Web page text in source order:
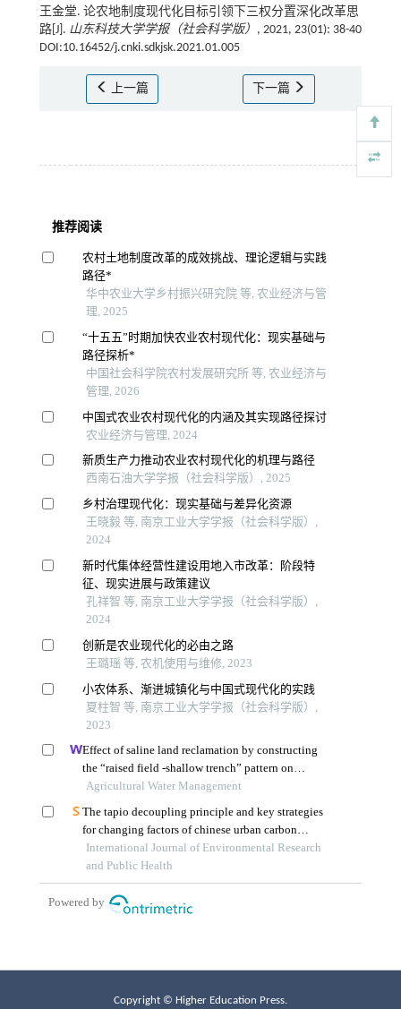
王金堂. 论农地制度现代化目标引领下三权分置深化改革思
路[J]. 山东科技大学学报（社会科学版） , 2021, 23(01): 38-40
DOI:10.16452/j.cnki.sdkjsk.2021.01.005
上一篇 下一篇
Copyright © Higher Education Press.